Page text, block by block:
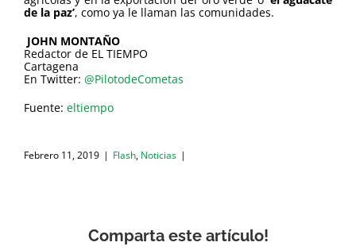
de la paz’, como ya le llaman las comunidades.
JOHN MONTAÑO
Redactor de EL TIEMPO
Cartagena
En Twitter: @PilotodeCometas
Fuente: eltiempo
Febrero 11, 2019 | Flash, Noticias |
Comparta este artículo!